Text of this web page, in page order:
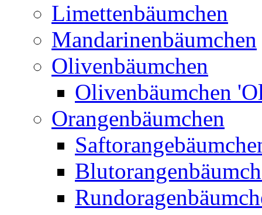
Limettenbäumchen
Mandarinenbäumchen
Olivenbäumchen
Olivenbäumchen
Orangenbäumchen